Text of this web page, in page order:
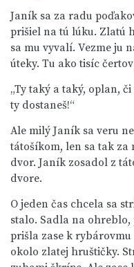
Janík sa za radu
prišiel na tú lúku. Zlatú
sa mu vyvalí. Vezme ju
úteky. Tu ako tisíc
„Ty taký a taký, oplan,
ty dostaneš!“
Ale milý Janík sa veru
tátošíkom, len sa tak za
dvor. Janík zosadol z
dvore.
O jeden čas chcela sa
stalo. Sadla na
prišla zase k
okolo zlatej hruštičky.